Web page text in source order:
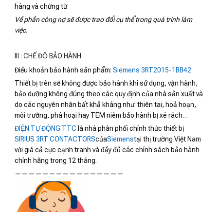
hàng và chứng từ
Về phần công nợ sẽ được trao đổi cụ thể trong quá trình làm
việc.
III : CHẾ ĐỘ BẢO HÀNH
Điều khoản bảo hành sản phẩm: Siemens 3RT2015-1BB42
Thiết bị trên sẽ không được bảo hành khi sử dụng, vận hành,
bảo dưỡng không đúng theo các quy định của nhà sản xuất và
do các nguyên nhân bất khả kháng như: thiên tai, hoả hoạn,
môi trường, phá hoại hay TEM niêm bảo hành bị xé rách…
ĐIỆN TỰ ĐỘNG TTC là nhà phân phối chính thức thiết bị
SIRIUS 3RT CONTACTORScủaSiemenstại thị trường Việt Nam
với giá cả cực cạnh tranh và đầy đủ các chính sách bảo hành
chính hãng trong 12 tháng.
————————————————